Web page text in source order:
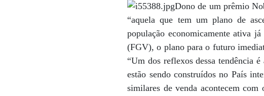
Dono de um prêmio
“aquela que tem um plano de
população economicamente ativa
(FGV), o plano para o futuro
“Um dos reflexos dessa tendência
estão sendo construídos no País
similares de venda acontecem